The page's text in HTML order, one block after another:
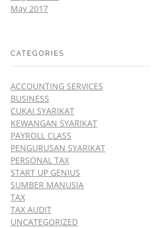
May 2017
CATEGORIES
ACCOUNTING SERVICES
BUSINESS
CUKAI SYARIKAT
KEWANGAN SYARIKAT
PAYROLL CLASS
PENGURUSAN SYARIKAT
PERSONAL TAX
START UP GENIUS
SUMBER MANUSIA
TAX
TAX AUDIT
UNCATEGORIZED